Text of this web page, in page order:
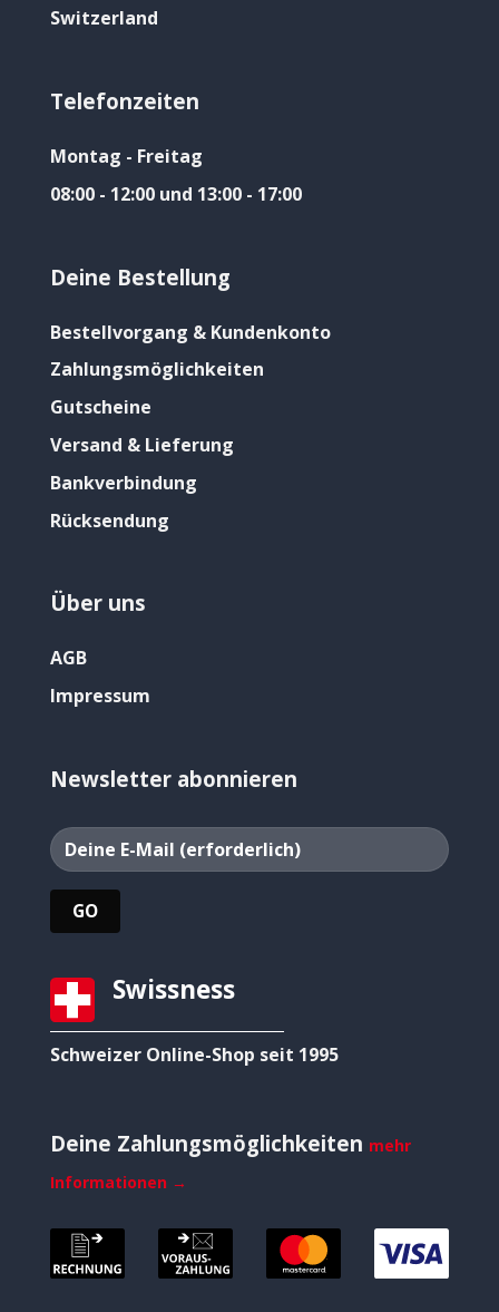
Switzerland
Telefonzeiten
Montag - Freitag
08:00 - 12:00 und 13:00 - 17:00
Deine Bestellung
Bestellvorgang & Kundenkonto
Zahlungsmöglichkeiten
Gutscheine
Versand & Lieferung
Bankverbindung
Rücksendung
Über uns
AGB
Impressum
Newsletter abonnieren
Swissness
Schweizer Online-Shop seit 1995
Deine Zahlungsmöglichkeiten mehr
Informationen →